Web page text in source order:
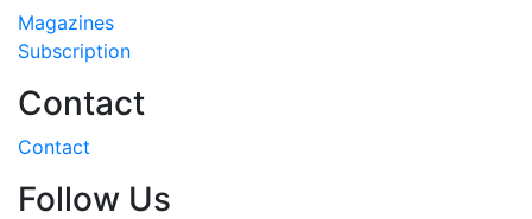
Magazines
Subscription
Contact
Contact
Follow Us